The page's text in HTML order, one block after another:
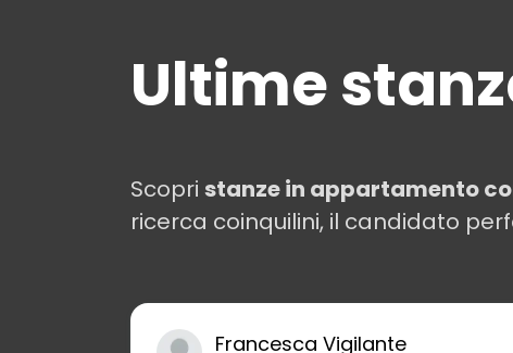
Ultime
Scopri stanze in appartamento
ricerca coinquilini, il candidato
Francesca Vigilante